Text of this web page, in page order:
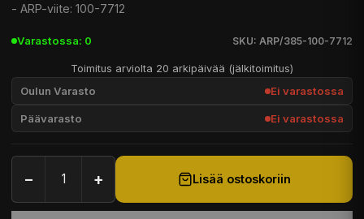
- ARP-viite: 100-7712
Varastossa: 0 SKU: ARP/385-100-7712
Toimitus arviolta 20 arkipäivää (jälkitoimitus)
Oulun Varasto Ei varastossa
Päävarasto Ei varastossa
− + Lisää ostoskoriin